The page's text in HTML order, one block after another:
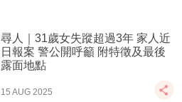
尋人｜31歲女失蹤超過3年 家人近
日報案 警公開呼籲 附特徵及最後
露面地點
15 AUG 2025